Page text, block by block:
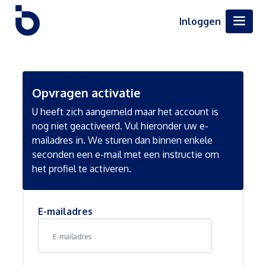
Inloggen
Opvragen activatie
U heeft zich aangemeld maar het account is
nog niet geactiveerd. Vul hieronder uw e-
mailadres in. We sturen dan binnen enkele
seconden een e-mail met een instructie om
het profiel te activeren.
E-mailadres